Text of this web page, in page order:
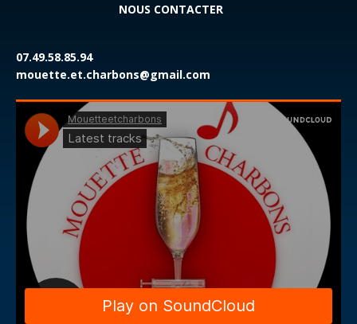
NOUS CONTACTER
07.49.58.85.94
mouette.et.charbons@gmail.com